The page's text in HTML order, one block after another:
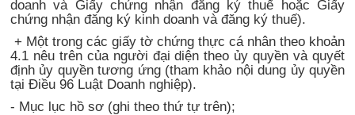
doanh và Giấy chứng nhận đăng ký thuế hoặc Giấy
chứng nhận đăng ký kinh doanh và đăng ký thuế).
+ Một trong các giấy tờ chứng thực cá nhân theo khoản
4.1 nêu trên của người đại diện theo ủy quyền và quyết
định ủy quyền tương ứng (tham khảo nội dung ủy quyền
tại Điều 96 Luật Doanh nghiệp).
- Mục lục hồ sơ (ghi theo thứ tự trên);